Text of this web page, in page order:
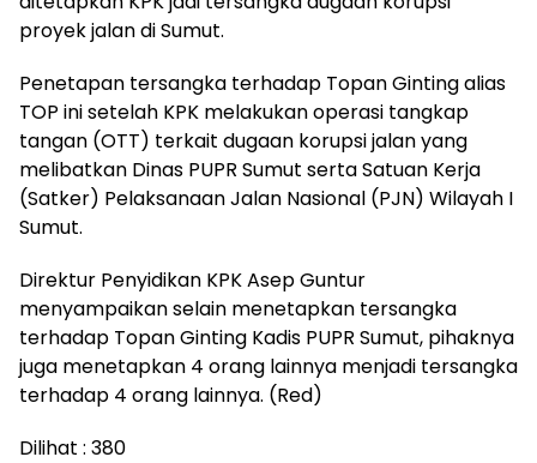
proyek jalan di Sumut.
Penetapan tersangka terhadap Topan Ginting alias
TOP ini setelah KPK melakukan operasi tangkap
tangan (OTT) terkait dugaan korupsi jalan yang
melibatkan Dinas PUPR Sumut serta Satuan Kerja
(Satker) Pelaksanaan Jalan Nasional (PJN) Wilayah I
Sumut.
Direktur Penyidikan KPK Asep Guntur
menyampaikan selain menetapkan tersangka
terhadap Topan Ginting Kadis PUPR Sumut, pihaknya
juga menetapkan 4 orang lainnya menjadi tersangka
terhadap 4 orang lainnya. (Red)
Dilihat : 380